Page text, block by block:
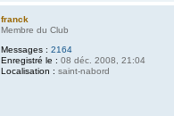
franck
Membre du Club
Messages : 2164
Enregistré le : 08 déc. 2008, 21:04
Localisation : saint-nabord